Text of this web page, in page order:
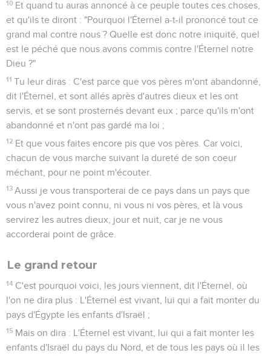
10 Et quand tu auras annoncé à ce peuple toutes ces choses,
et qu'ils te diront : "Pourquoi l'Éternel a-t-il prononcé tout ce
grand mal contre nous ? Quelle est donc notre iniquité, quel
est le péché que nous avons commis contre l'Éternel notre
Dieu ?"
11 Tu leur diras : C'est parce que vos pères m'ont abandonné,
dit l'Éternel, et sont allés après d'autres dieux et les ont
servis, et se sont prosternés devant eux ; parce qu'ils m'ont
abandonné et n'ont pas gardé ma loi ;
12 Et que vous faites encore pis que vos pères. Car voici,
chacun de vous marche suivant la dureté de son coeur
méchant, pour ne point m'écouter.
13 Aussi je vous transporterai de ce pays dans un pays que
vous n'avez point connu, ni vous ni vos pères, et là vous
servirez les autres dieux, jour et nuit, car je ne vous
accorderai point de grâce.
Le grand retour
14 C'est pourquoi voici, les jours viennent, dit l'Éternel, où
l'on ne dira plus : L'Éternel est vivant, lui qui a fait monter du
pays d'Égypte les enfants d'Israël ;
15 Mais on dira : L'Éternel est vivant, lui qui a fait monter les
enfants d'Israël du pays du Nord, et de tous les pays où il les